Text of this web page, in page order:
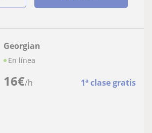
16€/h 1ª clase gratis
Georgian
En línea